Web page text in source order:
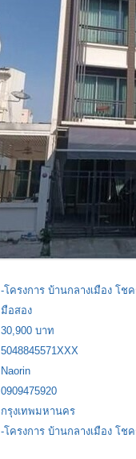
-โครงการ บ้านกลางเมือง โช
มือสอง
30,900 บาท
5048845571XXX
Naorin
0909475920
กรุงเทพมหานคร
-โครงการ บ้านกลางเมือง โช